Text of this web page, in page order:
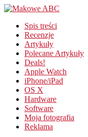
Spis treści
Recenzje
Artykuły
Polecane Artykuły
Deals!
Apple Watch
iPhone/iPad
OS X
Hardware
Software
Moja fotografia
Reklama